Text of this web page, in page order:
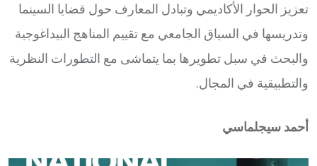
تعزيز الحوار الأكاديمي وتبادل المعارف حول قضايا السينما
وتدريسها في السياق الجامعي مع تقييم المناهج البيداغوجية
والبحث في سبل تطويرها بما يتماشى مع التطورات النظرية
والتطبيقية في المجال.
أحمد سيجلماسي